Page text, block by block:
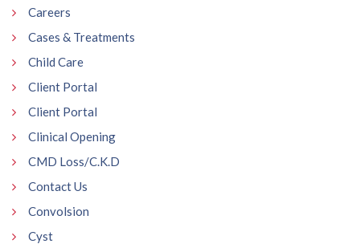
Careers
Cases & Treatments
Child Care
Client Portal
Client Portal
Clinical Opening
CMD Loss/C.K.D
Contact Us
Convolsion
Cyst